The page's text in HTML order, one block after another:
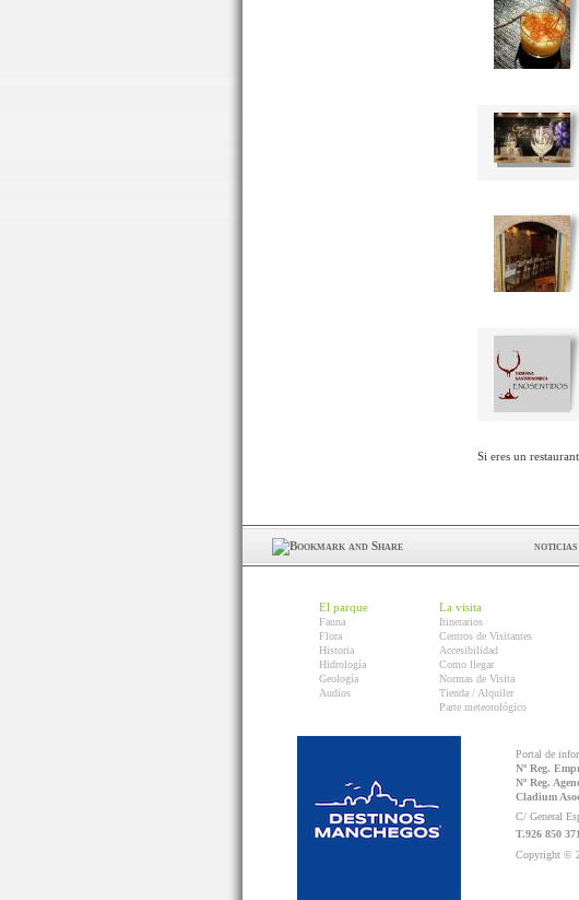
Si eres un
noticias
El parque
Fauna
Flora
Historia
Hidrología
Geología
Audios
La visita
Itinerarios
Centros de Visitantes
Accesibilidad
Como llegar
Normas de Visita
Tienda / Alquiler
Parte meteorológico
Portal de
Nº Reg.
Nº Reg.
Cladium
C/ General
T.926 850 371
Copyright ©